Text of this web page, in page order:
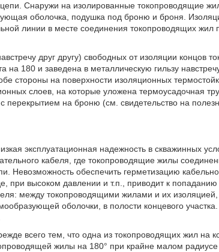
цепи. Снаружи на изолированные токопроводящие
оболочка, подушка под броню и броня.
линии в месте соединения токопроводящих жил
друг другу) свободных от изоляции концов
180 и заведена в металлическую гильзу
стороны на поверхности изоляционных
слоев, на которые уложена термоусадочная
перекрытием на броню (см. свидетельство на
эксплуатационная надежность в скважинных
кабеля, где токопроводящие жилы
Невозможность обеспечить герметизацию
при высоком давлении и т.п., приводит к попаданию
между токопроводящими жилами и их
оболочки, в полости концевого участка.
всего тем, что одна из токопроводящих жил на
жилы на 180° при крайне малом радиусе